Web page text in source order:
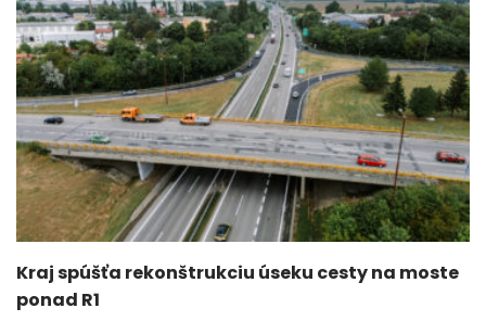
Kraj spúšťa rekonštrukciu úseku cesty na moste
ponad R1